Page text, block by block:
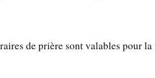
de prière sont valables pour